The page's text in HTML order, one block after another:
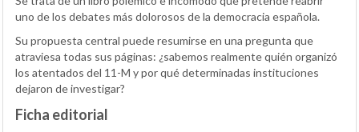
uno de los debates más dolorosos de la democracia española.
Su propuesta central puede resumirse en una pregunta que
atraviesa todas sus páginas: ¿sabemos realmente quién organizó
los atentados del 11-M y por qué determinadas instituciones
dejaron de investigar?
Ficha editorial